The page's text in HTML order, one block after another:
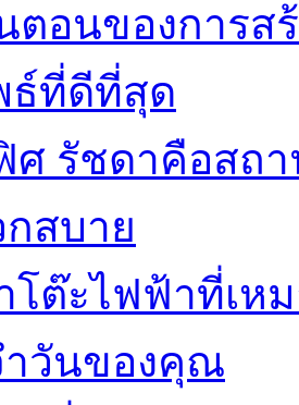
อนของการส
ธ์ที่ดีที่สุด
ศ รัชดาคือสถ
สบาย
โต๊ะไฟฟ้าที่เห
ำวันของคุณ